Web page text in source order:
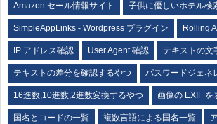
Amazon セール情報サイト 子供に優しいホテル検
SimpleAppLinks - Wordpress プラグイン Rolling
IP アドレス確認 User Agent 確認 テキストの文
テキストの差分を確認するやつ パスワードジェネ
16進数,10進数,2進数変換するやつ 画像の EXIF を
国名とコードの一覧 複数言語による国名一覧